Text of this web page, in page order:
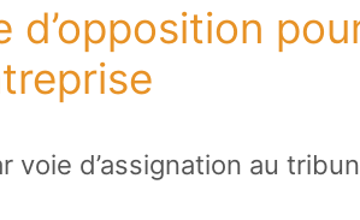
d’opposition
d’assignation au